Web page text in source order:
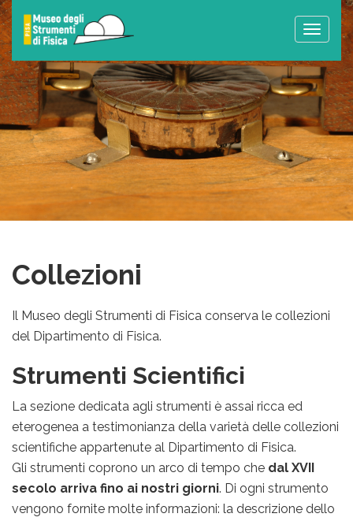
Toggle
Collezioni
Il Museo degli Strumenti di Fisica conserva le collezioni
del Dipartimento di Fisica.
Strumenti Scientifici
La sezione dedicata agli strumenti è assai ricca ed
eterogenea a testimonianza della varietà delle collezioni
scientifiche appartenute al Dipartimento di Fisica.
Gli strumenti coprono un arco di tempo che dal XVII
secolo arriva fino ai nostri giorni. Di ogni strumento
vengono fornite molte informazioni: la descrizione dello